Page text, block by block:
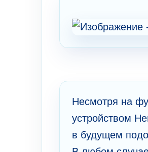
Несмотря на
устройством
в будущем